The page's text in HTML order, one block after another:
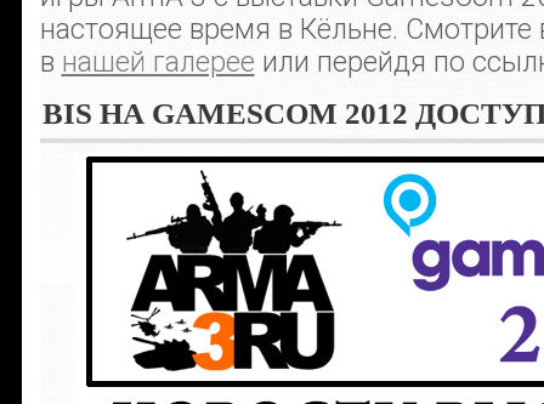
настоящее время в Кёльне.
в нашей галерее или перейдя по
BIS НА GAMESCOM 2012